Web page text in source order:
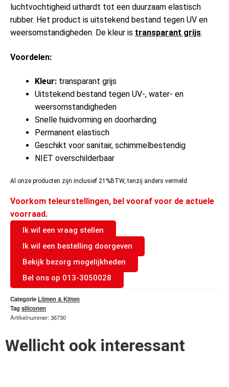
luchtvochtigheid uithardt tot een duurzaam elastisch
rubber. Het product is uitstekend bestand tegen UV en
weersomstandigheden. De kleur is transparant grijs.
Voordelen:
Kleur: transparant grijs
Uitstekend bestand tegen UV-, water- en
weersomstandigheden
Snelle huidvorming en doorharding
Permanent elastisch
Geschikt voor sanitair, schimmelbestendig
NIET overschilderbaar
Al onze producten zijn inclusief 21%BTW, tenzij anders vermeld
Voorkom teleurstellingen, bel vooraf voor de actuele
voorraad.
Ik wil een vraag stellen
Ik wil een bestelling doorgeven
Bekijk bezorg mogelijkheden
Bel ons op 013-3050028
Categorie Lijmen & Kitten
Tagsiliconen
Artikelnummer: 36730
Wellicht ook interessant